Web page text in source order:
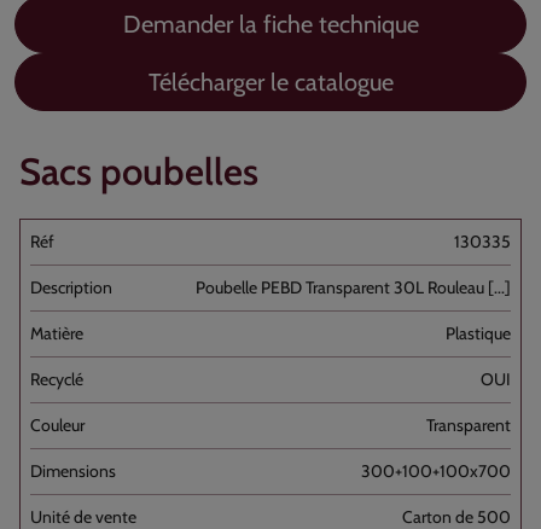
Demander la fiche technique
Télécharger le catalogue
Sacs poubelles
130335
Poubelle PEBD Transparent 30L Rouleau [...]
Plastique
OUI
Transparent
300+100+100x700
Carton de 500